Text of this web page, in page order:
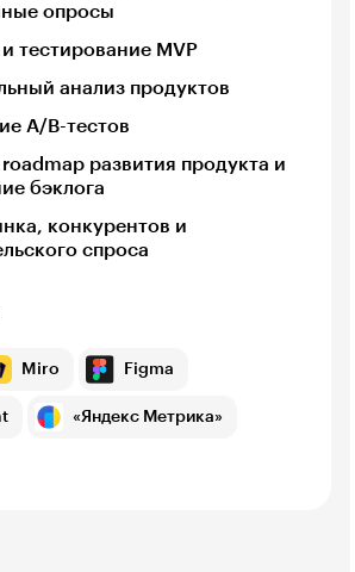
опросы
тестирование MVP
анализ продуктов
A/B-тестов
развития продукта и
бэклога
конкурентов и
спроса
Miro Figma
«Яндекс Метрика»